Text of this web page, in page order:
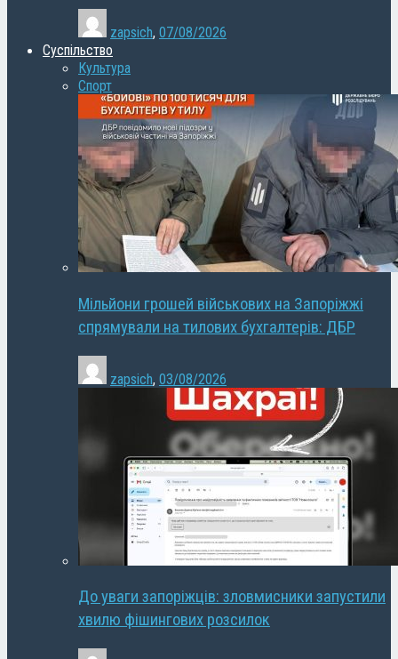
zapsich, 07/08/2026
Суспільство
Культура
Спорт
Мільйони грошей військових на Запоріжжі
спрямували на тилових бухгалтерів: ДБР
zapsich, 03/08/2026
До уваги запоріжців: зловмисники запустили
хвилю фішингових розсилок